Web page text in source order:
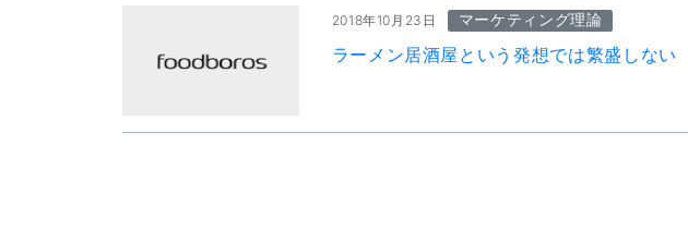
2018年10月23日 マーケティング理論
ラーメン居酒屋という発想では繁盛しない